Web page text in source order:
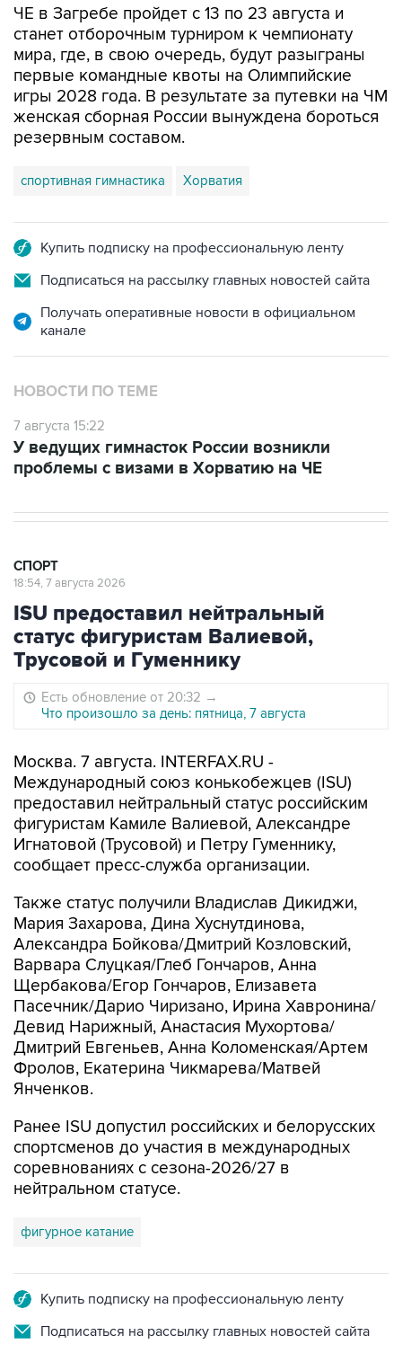
ЧЕ в Загребе пройдет с 13 по 23 августа и
станет отборочным турниром к чемпионату
мира, где, в свою очередь, будут разыграны
первые командные квоты на Олимпийские
игры 2028 года. В результате за путевки на ЧМ
женская сборная России вынуждена бороться
резервным составом.
спортивная гимнастика Хорватия
Купить подписку на профессиональную ленту
Подписаться на рассылку главных новостей сайта
Получать оперативные новости в официальном
канале
НОВОСТИ ПО ТЕМЕ
7 августа 15:22
У ведущих гимнасток России возникли
проблемы с визами в Хорватию на ЧЕ
СПОРТ
18:54, 7 августа 2026
ISU предоставил нейтральный
статус фигуристам Валиевой,
Трусовой и Гуменнику
Есть обновление от 20:32 →
Что произошло за день: пятница, 7 августа
Москва. 7 августа. INTERFAX.RU -
Международный союз конькобежцев (ISU)
предоставил нейтральный статус российским
фигуристам Камиле Валиевой, Александре
Игнатовой (Трусовой) и Петру Гуменнику,
сообщает пресс-служба организации.
Также статус получили Владислав Дикиджи,
Мария Захарова, Дина Хуснутдинова,
Александра Бойкова/Дмитрий Козловский,
Варвара Слуцкая/Глеб Гончаров, Анна
Щербакова/Егор Гончаров, Елизавета
Пасечник/Дарио Чиризано, Ирина Хавронина/
Девид Нарижный, Анастасия Мухортова/
Дмитрий Евгеньев, Анна Коломенская/Артем
Фролов, Екатерина Чикмарева/Матвей
Янченков.
Ранее ISU допустил российских и белорусских
спортсменов до участия в международных
соревнованиях с сезона-2026/27 в
нейтральном статусе.
фигурное катание
Купить подписку на профессиональную ленту
Подписаться на рассылку главных новостей сайта